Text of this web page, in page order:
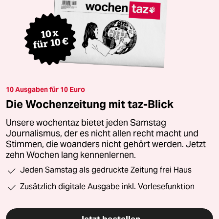
10 Ausgaben für 10 Euro
Die Wochenzeitung mit taz-Blick
Unsere wochentaz bietet jeden Samstag
Journalismus, der es nicht allen recht macht und
Stimmen, die woanders nicht gehört werden. Jetzt
zehn Wochen lang kennenlernen.
Jeden Samstag als gedruckte Zeitung frei Haus
Zusätzlich digitale Ausgabe inkl. Vorlesefunktion